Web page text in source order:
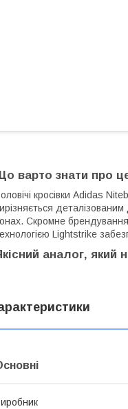
варто знати про
кросівки Adidas
Скромне брендування
Lightstrike
аналог, який